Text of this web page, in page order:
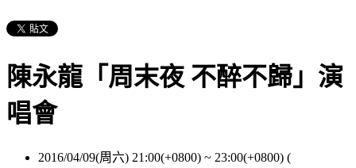
陳永龍「周末夜 不醉不歸」演
唱會
2016/04/09(周六) 21:00(+0800) ~ 23:00(+0800) (